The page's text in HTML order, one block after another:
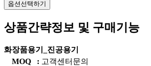
옵션선택하기
상품간략정보 및 구매기능
화장품용기_진공용기
MOQ
: 고객센터문의